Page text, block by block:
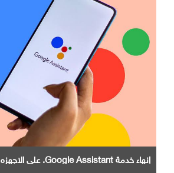
إنهاء خدمة Google Assistant. علي الاجهزه المؤهله